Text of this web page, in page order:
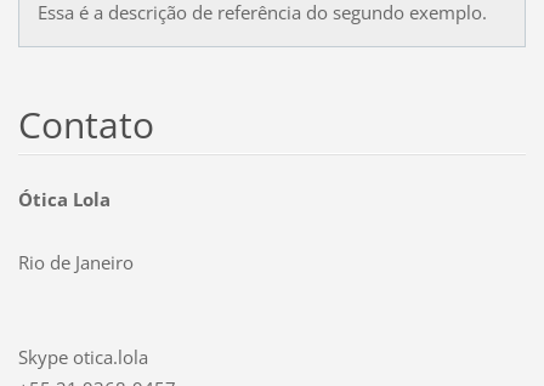
Essa é a descrição de referência do segundo exemplo.
Contato
Ótica Lola
Rio de Janeiro
Skype otica.lola